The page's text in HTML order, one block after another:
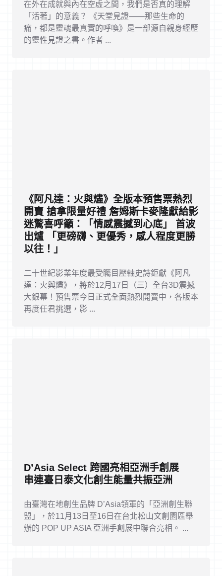
在外在成就與內在空虛之間，我們是否真的理解
「活著」的意義？ 《天堂見證——那些生命的
痛，都是靈魂最真實的呼喚》是一部源自親身經歷
的靈性見證之書。作者 ...
《阿凡達：火與燼》全版本預售票熱烈
開賣 搶拿限量好禮 詹姆斯卡麥隆獻給影
迷驚喜呼籲：「情感震撼到心底」 首波
出爐 「更磅礴、更優秀，感人程度更勝
以往！」
二十世紀影業年度最受矚目壓軸史詩鉅獻《阿凡
達：火與燼》，將於12月17日（三）全台3D震撼
大銀幕！預售票今日正式全面熱烈開賣中，各版本
再度任君挑選，影 ...
D’Asia Select 跨國亮相亞洲手創展
串連臺日泰文化創生能量共振亞洲
由臺灣在地創生品牌 D’Asia領軍的「亞洲創生聯
盟」，於11月13日至16日在台北松山文創園區舉
辦的 POP UP ASIA 亞洲手創展中聯合亮相。 ...